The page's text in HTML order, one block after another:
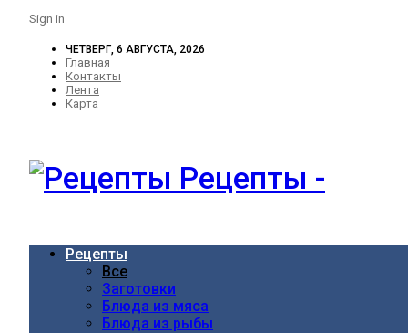
Sign in
ЧЕТВЕРГ, 6 АВГУСТА, 2026
Главная
Контакты
Лента
Карта
Рецепты -
Рецепты
Все
Заготовки
Блюда из мяса
Блюда из рыбы